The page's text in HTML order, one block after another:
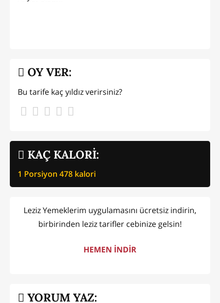
KAÇ KALORİ:
1 Porsiyon 478 kalori
OY VER:
Bu tarife kaç yıldız verirsiniz?
Leziz Yemeklerim uygulamasını ücretsiz indirin,
birbirinden leziz tarifler cebinize gelsin!
HEMEN İNDİR
YORUM YAZ: